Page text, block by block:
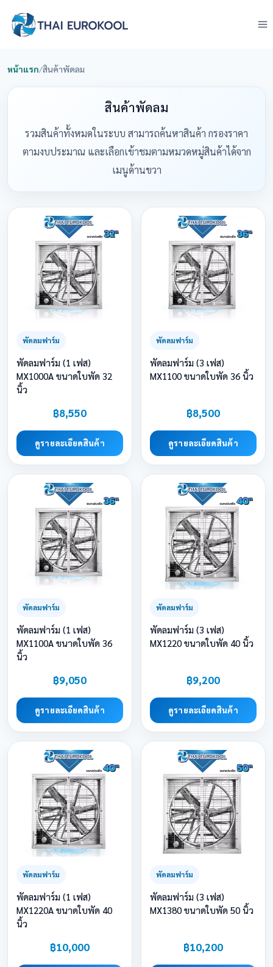
content
หน้าแรก/สินค้าพัดลม
สินค้าพัดลม
รวมสินค้าทั้งหมดในระบบ สามารถค้นหาสินค้า กรองราคา
ตามงบประมาณ และเลือกเข้าชมตามหมวดหมู่สินค้าได้จาก
เมนูด้านขวา
พัดลมฟาร์ม
พัดลมฟาร์ม (1 เฟส)
MX1000A ขนาดใบพัด 32
นิ้ว
฿8,550
ดูรายละเอียดสินค้า
พัดลมฟาร์ม
พัดลมฟาร์ม (3 เฟส)
MX1100 ขนาดใบพัด 36 นิ้ว
฿8,500
ดูรายละเอียดสินค้า
พัดลมฟาร์ม
พัดลมฟาร์ม (1 เฟส)
MX1100A ขนาดใบพัด 36
นิ้ว
฿9,050
ดูรายละเอียดสินค้า
พัดลมฟาร์ม
พัดลมฟาร์ม (3 เฟส)
MX1220 ขนาดใบพัด 40 นิ้ว
฿9,200
ดูรายละเอียดสินค้า
พัดลมฟาร์ม
พัดลมฟาร์ม (1 เฟส)
MX1220A ขนาดใบพัด 40
นิ้ว
฿10,000
พัดลมฟาร์ม
พัดลมฟาร์ม (3 เฟส)
MX1380 ขนาดใบพัด 50 นิ้ว
฿10,200